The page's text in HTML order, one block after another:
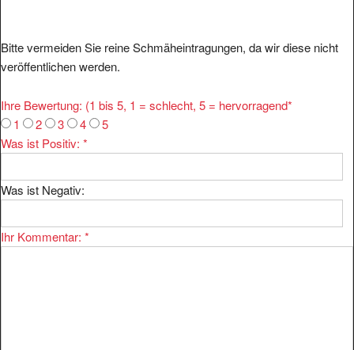
Bitte vermeiden Sie reine Schmäheintragungen, da wir diese nicht
veröffentlichen werden.
Ihre Bewertung: (1 bis 5, 1 = schlecht, 5 = hervorragend*
1
2 3 4
5
Was ist Positiv: *
Was ist Negativ:
Ihr Kommentar: *